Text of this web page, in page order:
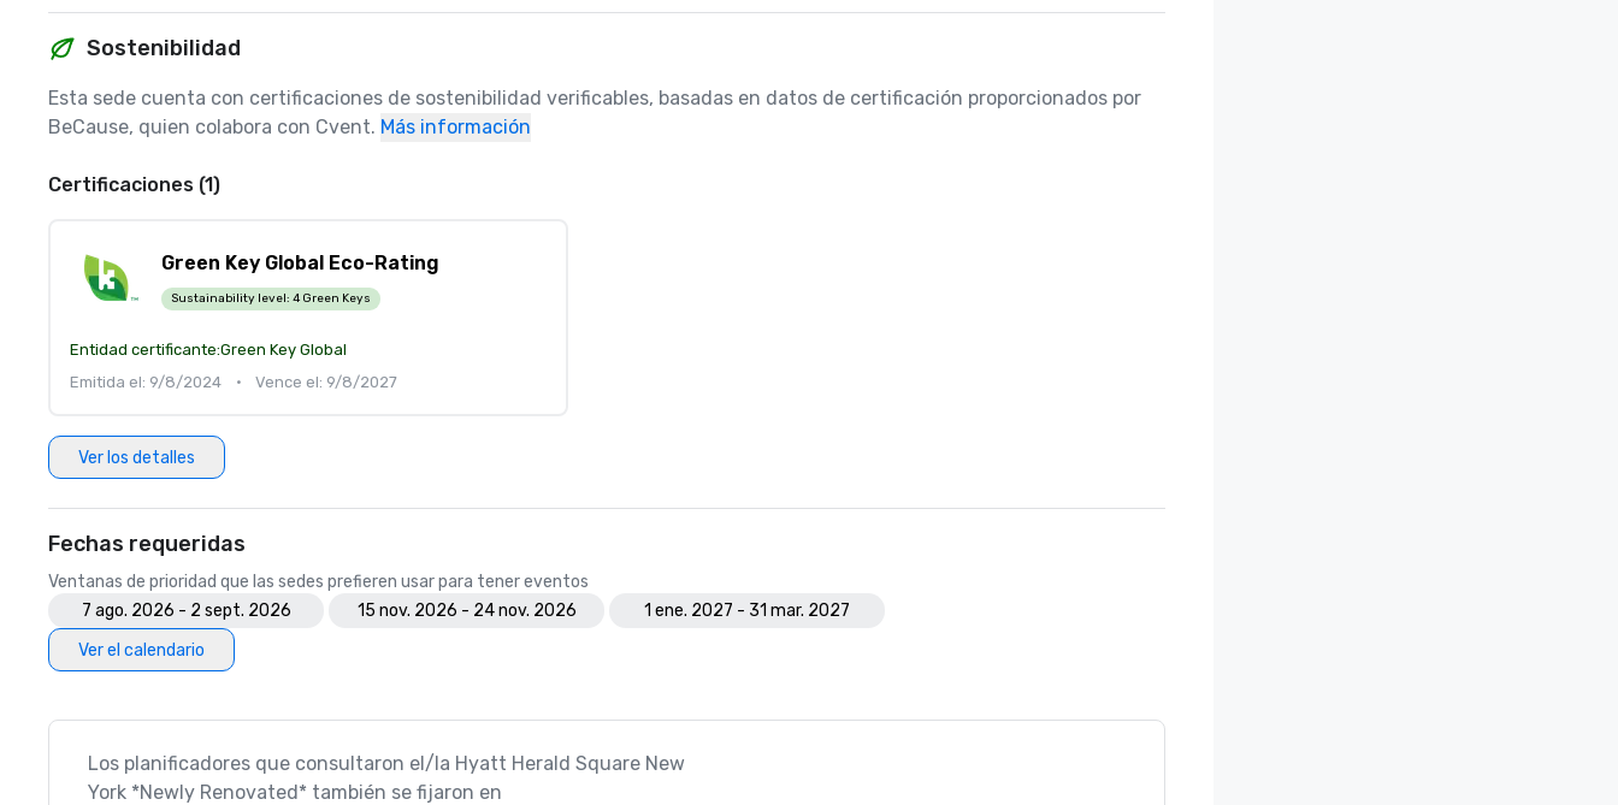
Sostenibilidad
Esta sede cuenta con certificaciones de sostenibilidad verificables, basadas en datos de certificación proporcionados por
BeCause, quien colabora con Cvent. Más información
Certificaciones (1)
Green Key Global Eco-Rating
Sustainability level: 4 Green Keys
Entidad certificante:Green Key Global
Emitida el: 9/8/2024
• Vence el: 9/8/2027
Ver los detalles
Fechas requeridas
Ventanas de prioridad que las sedes prefieren usar para tener eventos
7 ago. 2026 - 2 sept. 2026
15 nov. 2026 - 24 nov. 2026
1 ene. 2027 - 31 mar. 2027
Ver el calendario
Los planificadores que consultaron el/la Hyatt Herald Square New
York *Newly Renovated* también se fijaron en